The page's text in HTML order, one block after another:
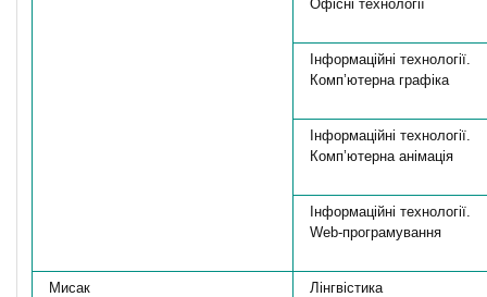
Офісні технології
Інформаційні технології.
Комп’ютерна графіка
Інформаційні технології.
Комп’ютерна анімація
Інформаційні технології.
Web-програмування
Мисак
Лінгвістика